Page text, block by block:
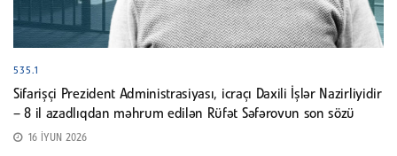
535.1
Sifarişçi Prezident Administrasiyası, icraçı Daxili İşlər Nazirliyidir
– 8 il azadlıqdan məhrum edilən Rüfət Səfərovun son sözü
16 İYUN 2026